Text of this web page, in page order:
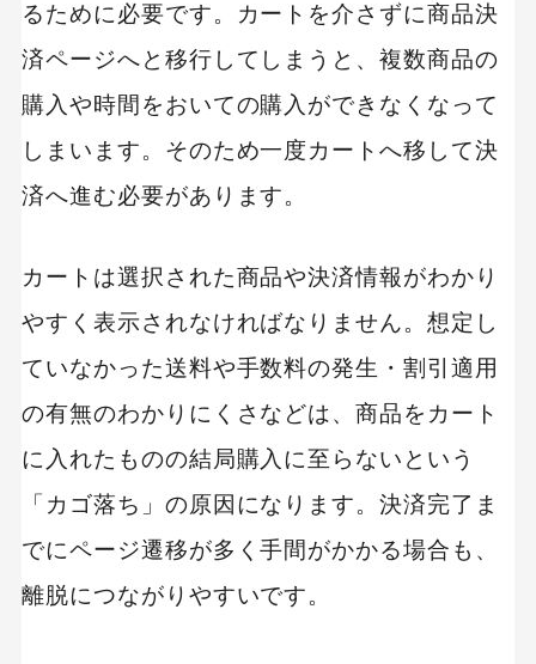
るために必要です。カートを介さずに商品決
済ページへと移行してしまうと、複数商品の
購入や時間をおいての購入ができなくなって
しまいます。そのため一度カートへ移して決
済へ進む必要があります。
カートは選択された商品や決済情報がわかり
やすく表示されなければなりません。想定し
ていなかった送料や手数料の発生・割引適用
の有無のわかりにくさなどは、商品をカート
に入れたものの結局購入に至らないという
「カゴ落ち」の原因になります。決済完了ま
でにページ遷移が多く手間がかかる場合も、
離脱につながりやすいです。